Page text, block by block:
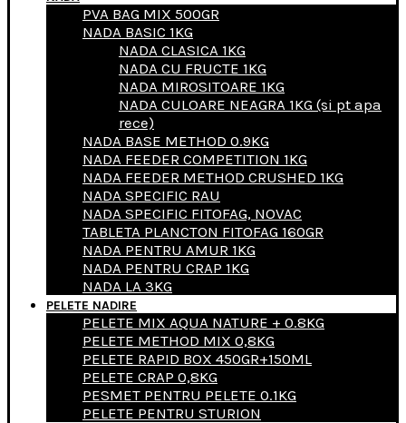
PVA BAG MIX 500GR
NADA BASIC 1KG
NADA CLASICA 1KG
NADA CU FRUCTE 1KG
NADA MIROSITOARE 1KG
NADA CULOARE NEAGRA 1KG (si pt apa
rece)
NADA BASE METHOD 0.9KG
NADA FEEDER COMPETITION 1KG
NADA FEEDER METHOD CRUSHED 1KG
NADA SPECIFIC RAU
NADA SPECIFIC FITOFAG, NOVAC
TABLETA PLANCTON FITOFAG 160GR
NADA PENTRU AMUR 1KG
NADA PENTRU CRAP 1KG
NADA LA 3KG
PELETE NADIRE
PELETE MIX AQUA NATURE + 0.8KG
PELETE METHOD MIX 0,8KG
PELETE RAPID BOX 450GR+150ML
PELETE CRAP 0,8KG
PESMET PENTRU PELETE 0.1KG
PELETE PENTRU STURION